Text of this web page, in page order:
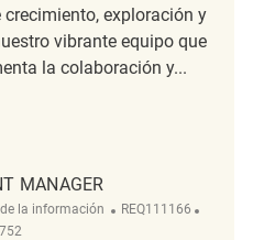
exploración y
vibrante equipo que
la colaboración y...
(Trade Compliance) REQ108844
Manager (Trade
MANAGER
la información ReqId
REQ111166